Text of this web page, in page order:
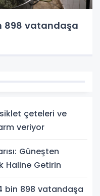
898 vatandaşa
çeteleri ve
veriyor
Güneşten
Haline Getirin
bin 898 vatandaşa